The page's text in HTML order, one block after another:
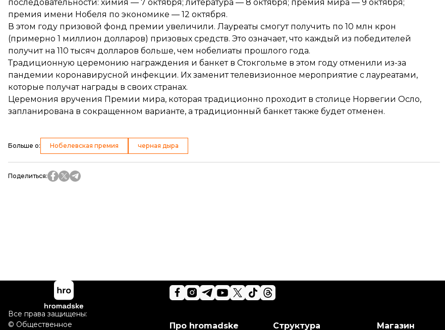
последовательности: химия — 7 октября; литература — 8 октября; премия мира — 9 октября;
премия имени Нобеля по экономике — 12 октября.
В этом году призовой фонд премии увеличили. Лауреаты смогут получить по 10 млн крон
(примерно 1 миллион долларов) призовых средств. Это означает, что каждый из победителей
получит на 110 тысяч долларов больше, чем нобелиаты прошлого года.
Традиционную церемонию награждения и банкет в Стокгольме в этом году отменили из-за
пандемии коронавирусной инфекции. Их заменит телевизионное мероприятие с лауреатами,
которые получат награды в своих странах.
Церемония вручения Премии мира, которая традиционно проходит в столице Норвегии Осло,
запланирована в сокращенном варианте, а традиционный банкет также будет отменен.
Больше о: Нобелевская премия черная дыра
Поделиться:
Про hromadske Структура Магазин
Все права защищены:
© Общественное